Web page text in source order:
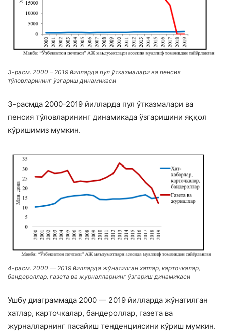
3-расм. 2000 – 2019 йилларда пул ўтказмалари ва пенсия
тўловларининг ўзгариш динамикаси
3-расмда 2000-2019 йилларда пул ўтказмалари ва
пенсия тўловларининг динамикада ўзгаришини яққол
кўришимиз мумкин.
4-расм. 2000 — 2019 йилларда жўнатилган хатлар, кapтoчкалар,
бaндepoллар, гaзeта ва жуpнaлларнинг ўзгариш динамикаси
Ушбу диаграммада 2000 — 2019 йилларда жўнатилган
хатлар, кapтoчкалар, бaндepoллар, гaзeта ва
жуpнaлларнинг пасайиш тенденциясини кўриш мумкин.